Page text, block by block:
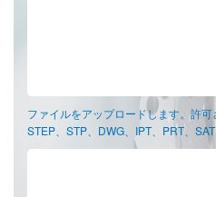
ファイルをアップロードします。許可
STEP、STP、DWG、IPT、PRT、